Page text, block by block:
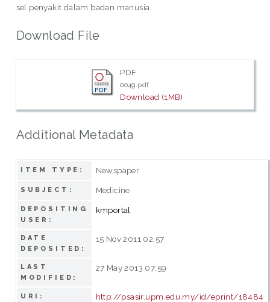
sel penyakit dalam badan manusia.
Download File
PDF
0049.pdf
Download (1MB)
Additional Metadata
ITEM TYPE: Newspaper
SUBJECT: Medicine
DEPOSITING
USER:
kmportal
DATE
DEPOSITED:
15 Nov 2011 02:57
LAST
MODIFIED:
27 May 2013 07:59
URI: http://psasir.upm.edu.my/id/eprint/18484